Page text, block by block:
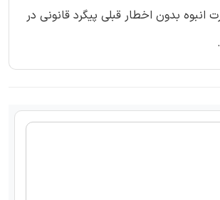
انبوه بدون اخطار قبلی پیگرد قانونی در